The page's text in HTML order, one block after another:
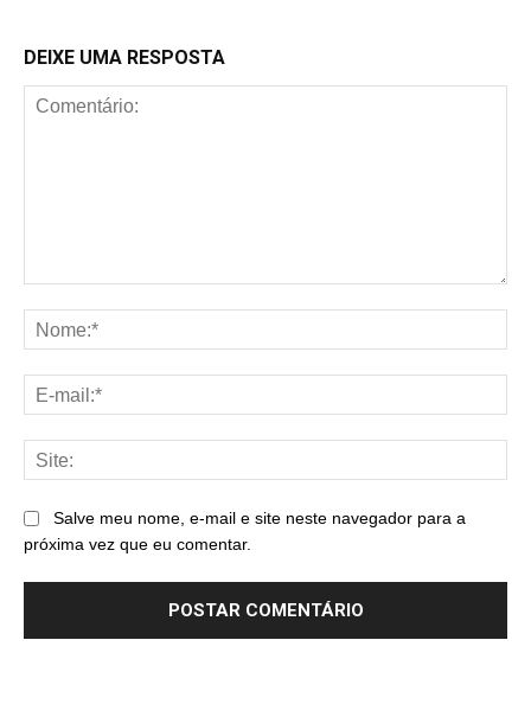
DEIXE UMA RESPOSTA
Salve meu nome, e-mail e site neste navegador para a
próxima vez que eu comentar.